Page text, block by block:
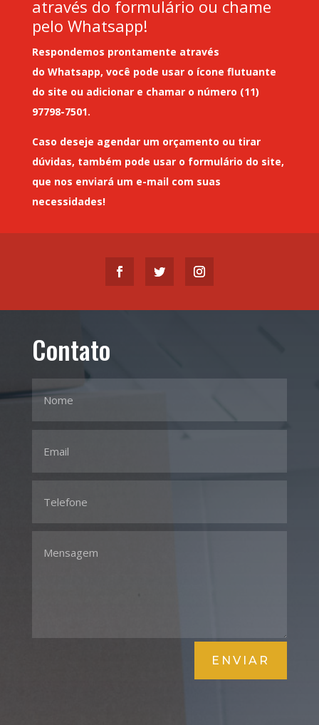
através do formulário ou chame
pelo Whatsapp!
Respondemos prontamente através
do Whatsapp, você pode usar o ícone flutuante
do site ou adicionar e chamar o número (11)
97798-7501.
Caso deseje agendar um orçamento ou tirar
dúvidas, também pode usar o formulário do site,
que nos enviará um e-mailcom suas
necessidades!
Contato
ENVIAR